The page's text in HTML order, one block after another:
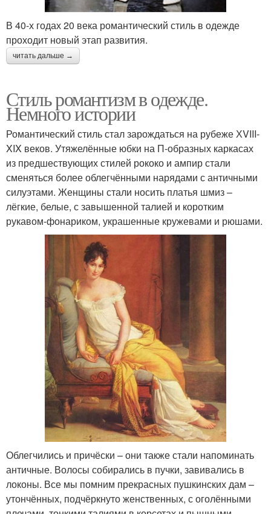
В 40-х годах 20 века романтический стиль в одежде
проходит новый этап развития.
читать дальше →
Стиль романтизм в одежде.
Немного истории
Романтический стиль стал зарождаться на рубеже ХVIII-
XIX веков. Утяжелённые юбки на П-образных каркасах
из предшествующих стилей рококо и ампир стали
сменяться более облегчёнными нарядами с античными
силуэтами. Женщины стали носить платья шмиз –
лёгкие, белые, с завышенной талией и коротким
рукавом-фонариком, украшенные кружевами и рюшами.
Облегчились и причёски – они также стали напоминать
античные. Волосы собирались в пучки, завивались в
локоны. Все мы помним прекрасных пушкинских дам –
утончённых, подчёркнуто женственных, с оголёнными